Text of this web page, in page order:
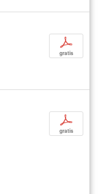
p
gratis
p
gratis